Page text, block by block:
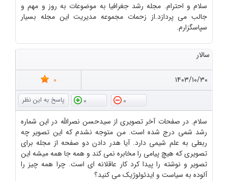
سلام و احترام. مجله رشد جغرافیا به موضوعات به روز و مهم و
جالب می پردازد.از زحمات مجموعه مدیریت این مجله بسیار
سپاسگزارم.
سالار
۱۴۰۳/۱۰/۳۰
0
0
0
سلام. در صفحات آخر تصویری از سیدحسن نصرالله در این شماره
رشد شمی درج شده است. من متوجه نشدم که این تصویر چه
ربطی به علم شیمی دارد. آیا هدر دادن دو صفحه از مجله برای
تصویری که هیچ پیامی را مخابره نمی کند و همه جا همه میشه این
تصویر و نوشته را پیدا کرد کار عاقلانه ای است. چرا همه چیز را
آلوده به سیاست و ایدئولوژیک می کنید؟